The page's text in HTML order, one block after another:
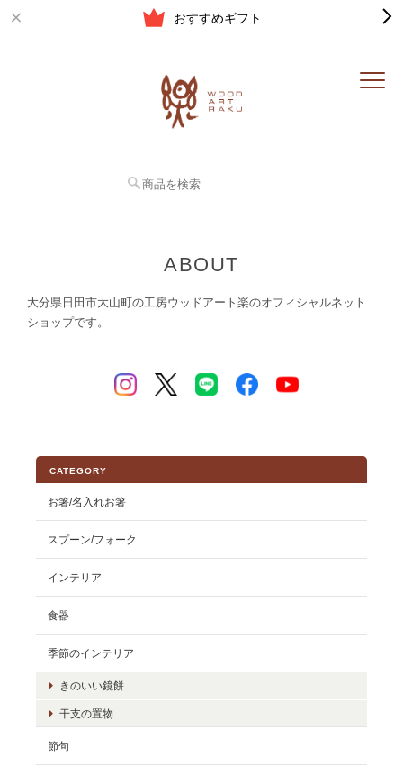
おすすめギフト
ABOUT
大分県日田市大山町の工房ウッドアート楽のオフィシャルネット
ショップです。
CATEGORY
お箸/名入れお箸
スプーン/フォーク
インテリア
食器
季節のインテリア
きのいい鏡餅
干支の置物
節句